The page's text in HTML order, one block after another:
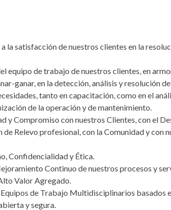
la satisfacción de nuestros clientes en la
equipo de trabajo de nuestros clientes, en
ganar, en la detección, análisis y resolución de
tanto en capacitación, como en el
de la operación y de mantenimiento.
y Compromiso con nuestros Clientes, con el
de Relevo profesional, con la Comunidad y con
Confidencialidad y Ética.
Continuo de nuestros procesos y
Valor Agregado.
de Trabajo Multidisciplinarios basados
y segura.